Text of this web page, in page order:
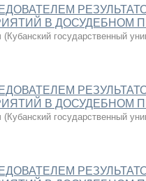
В ДОСУДЕБНОМ
(Кубанский государственный
В ДОСУДЕБНОМ
(Кубанский государственный